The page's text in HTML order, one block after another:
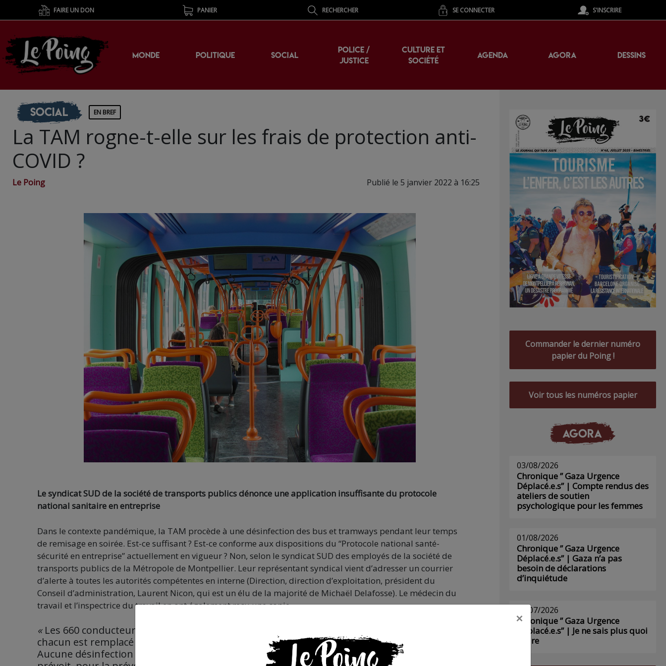
FAIRE UN DON PANIER RECHERCHER SE CONNECTER S'INSCRIRE
MONDE POLITIQUE SOCIAL
POLICE /
JUSTICE
CULTURE ET
SOCIÉTÉ
AGENDA AGORA DESSINS
Social EN BREF
La TAM rogne-t-elle sur les frais de protection anti-
COVID ?
Le Poing Publié le 5 janvier 2022 à 16:25
Le syndicat SUD de la société de transports publics dénonce une application insuffisante du protocole
national sanitaire en entreprise
Dans le contexte pandémique, la TAM procède à une désinfection des bus et tramways pendant leur temps
de remisage en soirée. Est-ce suffisant ? Est-ce conforme aux dispositions du “Protocole national santé-
sécurité en entreprise” actuellement en vigueur ? Non, selon le syndicat SUD des employés de la société de
transports publics de la Métropole de Montpellier. Leur représentant syndical vient d’adresser un courrier
d’alerte à toutes les autorités compétentes en interne (Direction, direction d’exploitation, président du
Conseil d’administration, Laurent Nicon, qui est un élu de la majorité de Michaël Delafosse). Le médecin du
travail et l’inspectrice du travail en ont également reçu une copie.
« Les 660 conducteurs de véhicules se relaient à ma mi-journée. Entre 11h30 et 15h30,
chacun est remplacé par un collègue qui prend le relais. C’est une rotation de poste.
Aucune désinfection n’est opérée à ce moment-là. Or, le Protocole mentionné ci-dessus,
Commander le dernier numéro
papier du Poing !
Voir tous les numéros papier
AGORA
03/08/2026
Chronique ” Gaza Urgence
Déplacé.e.s” | Compte rendus des
ateliers de soutien
psychologique pour les femmes
01/08/2026
Chronique ” Gaza Urgence
Déplacé.e.s” | Gaza n’a pas
besoin de déclarations
d’inquiétude
29/07/2026
Chronique ” Gaza Urgence
Déplacé.e.s” | Je ne sais plus quoi
écrire
×